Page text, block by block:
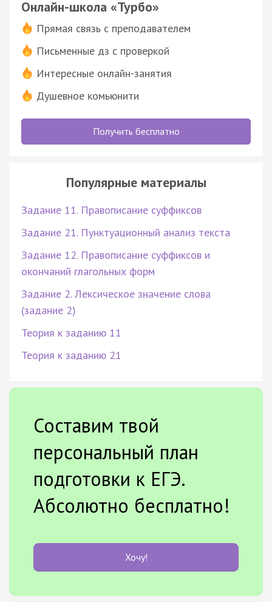
Онлайн-школа «Турбо»
Прямая связь с преподавателем
Письменные дз с проверкой
Интересные онлайн-занятия
Душевное комьюнити
Получить бесплатно
Популярные материалы
Задание 11. Правописание суффиксов
Задание 21. Пунктуационный анализ текста
Задание 12. Правописание суффиксов и
окончаний глагольных форм
Задание 2. Лексическое значение слова
(задание 2)
Теория к заданию 11
Теория к заданию 21
Составим твой
персональный план
подготовки к ЕГЭ.
Абсолютно бесплатно!
Хочу!